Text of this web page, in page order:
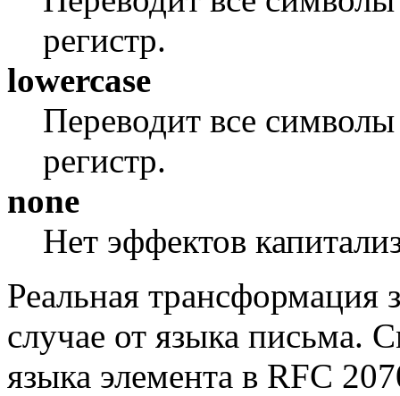
регистр.
lowercase
Переводит все
регистр.
none
Нет эффектов
Реальная трансформация
случае от языка письма.
языка элемента в RFC